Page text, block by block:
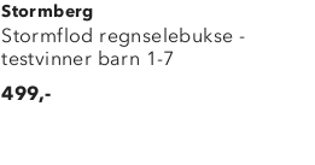
Stormberg
Stormflod regnselebukse -
testvinner barn 1-7
499,-